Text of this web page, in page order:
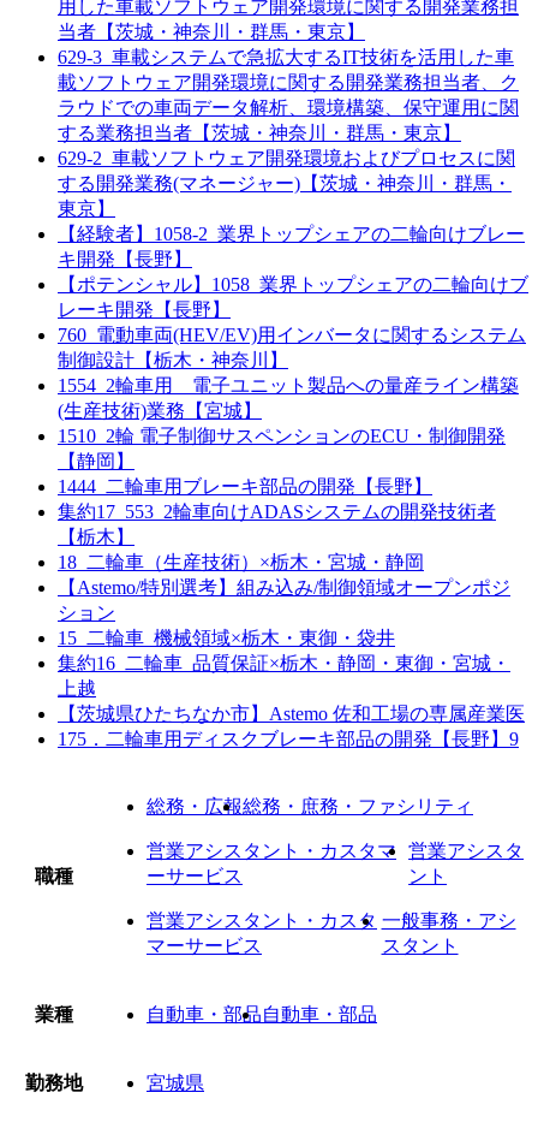
用した車載ソフトウェア開発環境に関する開発業務担
当者【茨城・神奈川・群馬・東京】
629-3_車載システムで急拡大するIT技術を活用した車
載ソフトウェア開発環境に関する開発業務担当者、ク
ラウドでの車両データ解析、環境構築、保守運用に関
する業務担当者【茨城・神奈川・群馬・東京】
629-2_車載ソフトウェア開発環境およびプロセスに関
する開発業務(マネージャー)【茨城・神奈川・群馬・
東京】
【経験者】1058-2_業界トップシェアの二輪向けブレー
キ開発【長野】
【ポテンシャル】1058_業界トップシェアの二輪向けブ
レーキ開発【長野】
760_電動車両(HEV/EV)用インバータに関するシステム
制御設計【栃木・神奈川】
1554_2輪車用 電子ユニット製品への量産ライン構築
(生産技術)業務【宮城】
1510_2輪 電子制御サスペンションのECU・制御開発
【静岡】
1444_二輪車用ブレーキ部品の開発【長野】
集約17_553_2輪車向けADASシステムの開発技術者
【栃木】
18_二輪車（生産技術）×栃木・宮城・静岡
【Astemo/特別選考】組み込み/制御領域オープンポジ
ション
15_二輪車_機械領域×栃木・東御・袋井
集約16_二輪車_品質保証×栃木・静岡・東御・宮城・
上越
【茨城県ひたちなか市】Astemo 佐和工場の専属産業医
175．二輪車用ディスクブレーキ部品の開発【長野】9
職種
総務・広報総務・庶務・ファシリティ
営業アシスタント・カスタマ
ーサービス
営業アシスタ
ント
営業アシスタント・カスタ
マーサービス
一般事務・アシ
スタント
業種 自動車・部品自動車・部品
勤務地 宮城県